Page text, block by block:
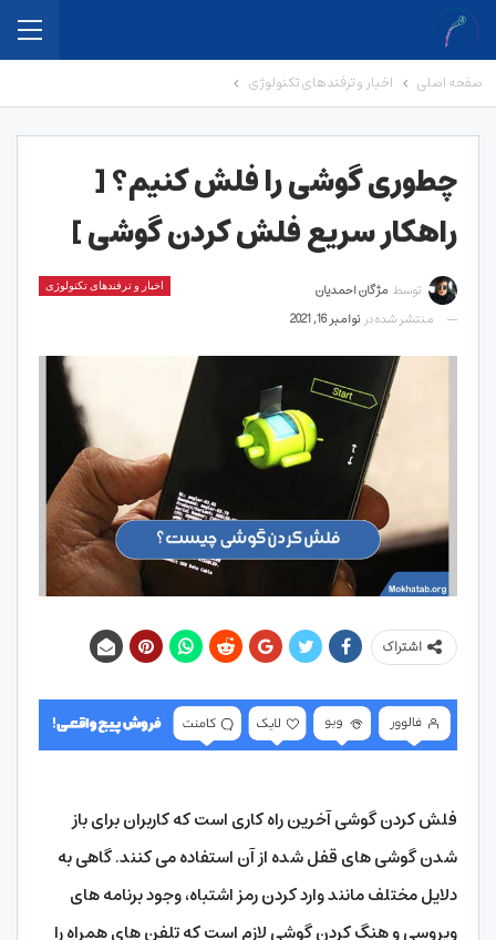
صفحه اصلی اخبار و ترفندهای تکنولوژی
چطوری گوشی را فلش کنیم؟ [
راهکار سریع فلش کردن گوشی ]
اخبار و ترفندهای تکنولوژی توسط مژگان احمدیان
منتشر شده در نوامبر 16, 2021
اشتراک
فلش کردن گوشی آخرین راه کاری است که کاربران برای باز
شدن گوشی های قفل شده از آن استفاده می کنند. گاهی به
دلایل مختلف مانند وارد کردن رمز اشتباه، وجود برنامه های
ویروسی و هنگ کردن گوشی لازم است که تلفن های همراه را